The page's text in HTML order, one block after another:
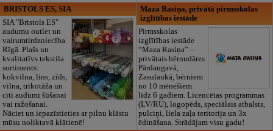
BRISTOLS ES, SIA
SIA "Bristols ES"
audumu outlet un
vairumtirdzniecība
Rīgā. Plašs un
kvalitatīvs tekstila
sortiments:
kokvilna, lins, zīds,
vilna, trikotāža un
citi audumi šūšanai
vai ražošanai.
Nāciet un iepazīstieties ar pilnu klāstu
mūsu noliktavā klātienē!
Maza Rasiņa, privātā pirmsskolas
izglītības iestāde
Pirmsskolas
izglītības iestāde
“Maza Rasiņa” –
privātais bērnudārzs
Pārdaugavā,
Zasulaukā, bērniem
no 10 mēnešiem
līdz 6 gadiem. Licencētas programmas
(LV/RU), logopēds, speciālais atbalsts,
pulciņi, liela zaļa teritorija un 3x
ēdināšana. Strādājam visu gadu!